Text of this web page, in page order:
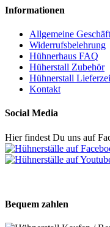
Informationen
Allgemeine
Widerrufsbelehrung
Hühnerhaus FAQ
Hüherstall Zubehör
Hühnerstall
Kontakt
Social Media
Hier findest Du uns auf
Bequem zahlen